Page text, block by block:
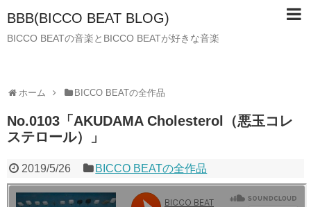
BBB(BICCO BEAT BLOG)
BICCO BEATの音楽とBICCO BEATが好きな音楽
ホーム BICCO BEATの全作品
No.0103「AKUDAMA Cholesterol（悪玉コレ
ステロール）」
2019/5/26 BICCO BEATの全作品